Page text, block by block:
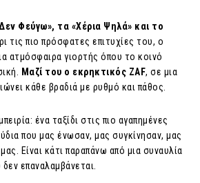
Φεύγω», τα «Χέρια Ψηλά» και το
τις πιο πρόσφατες επιτυχίες του, ο
ατμόσφαιρα γιορτής όπου το κοινό
Μαζί του ο εκρηκτικός ZAF, σε μια
κάθε βραδιά με ρυθμό και πάθος.
ένα ταξίδι στις πιο αγαπημένες
που μας ένωσαν, μας συγκίνησαν, μας
Είναι κάτι παραπάνω από μια συναυλία
δεν επαναλαμβάνεται.